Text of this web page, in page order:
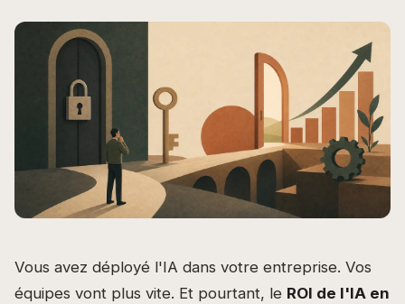
Vous avez déployé l'IA dans votre entreprise. Vos
équipes vont plus vite. Et pourtant, le ROI de l'IA en